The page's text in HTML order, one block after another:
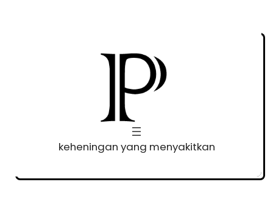
keheningan yang menyakitkan